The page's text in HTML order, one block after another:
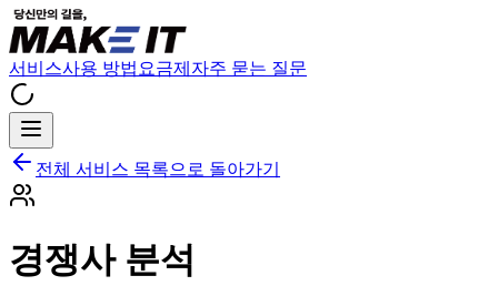
서비스사용 방법 요금제 자주 묻는 질문
전체 서비스 목록으로 돌아가기
경쟁사 분석